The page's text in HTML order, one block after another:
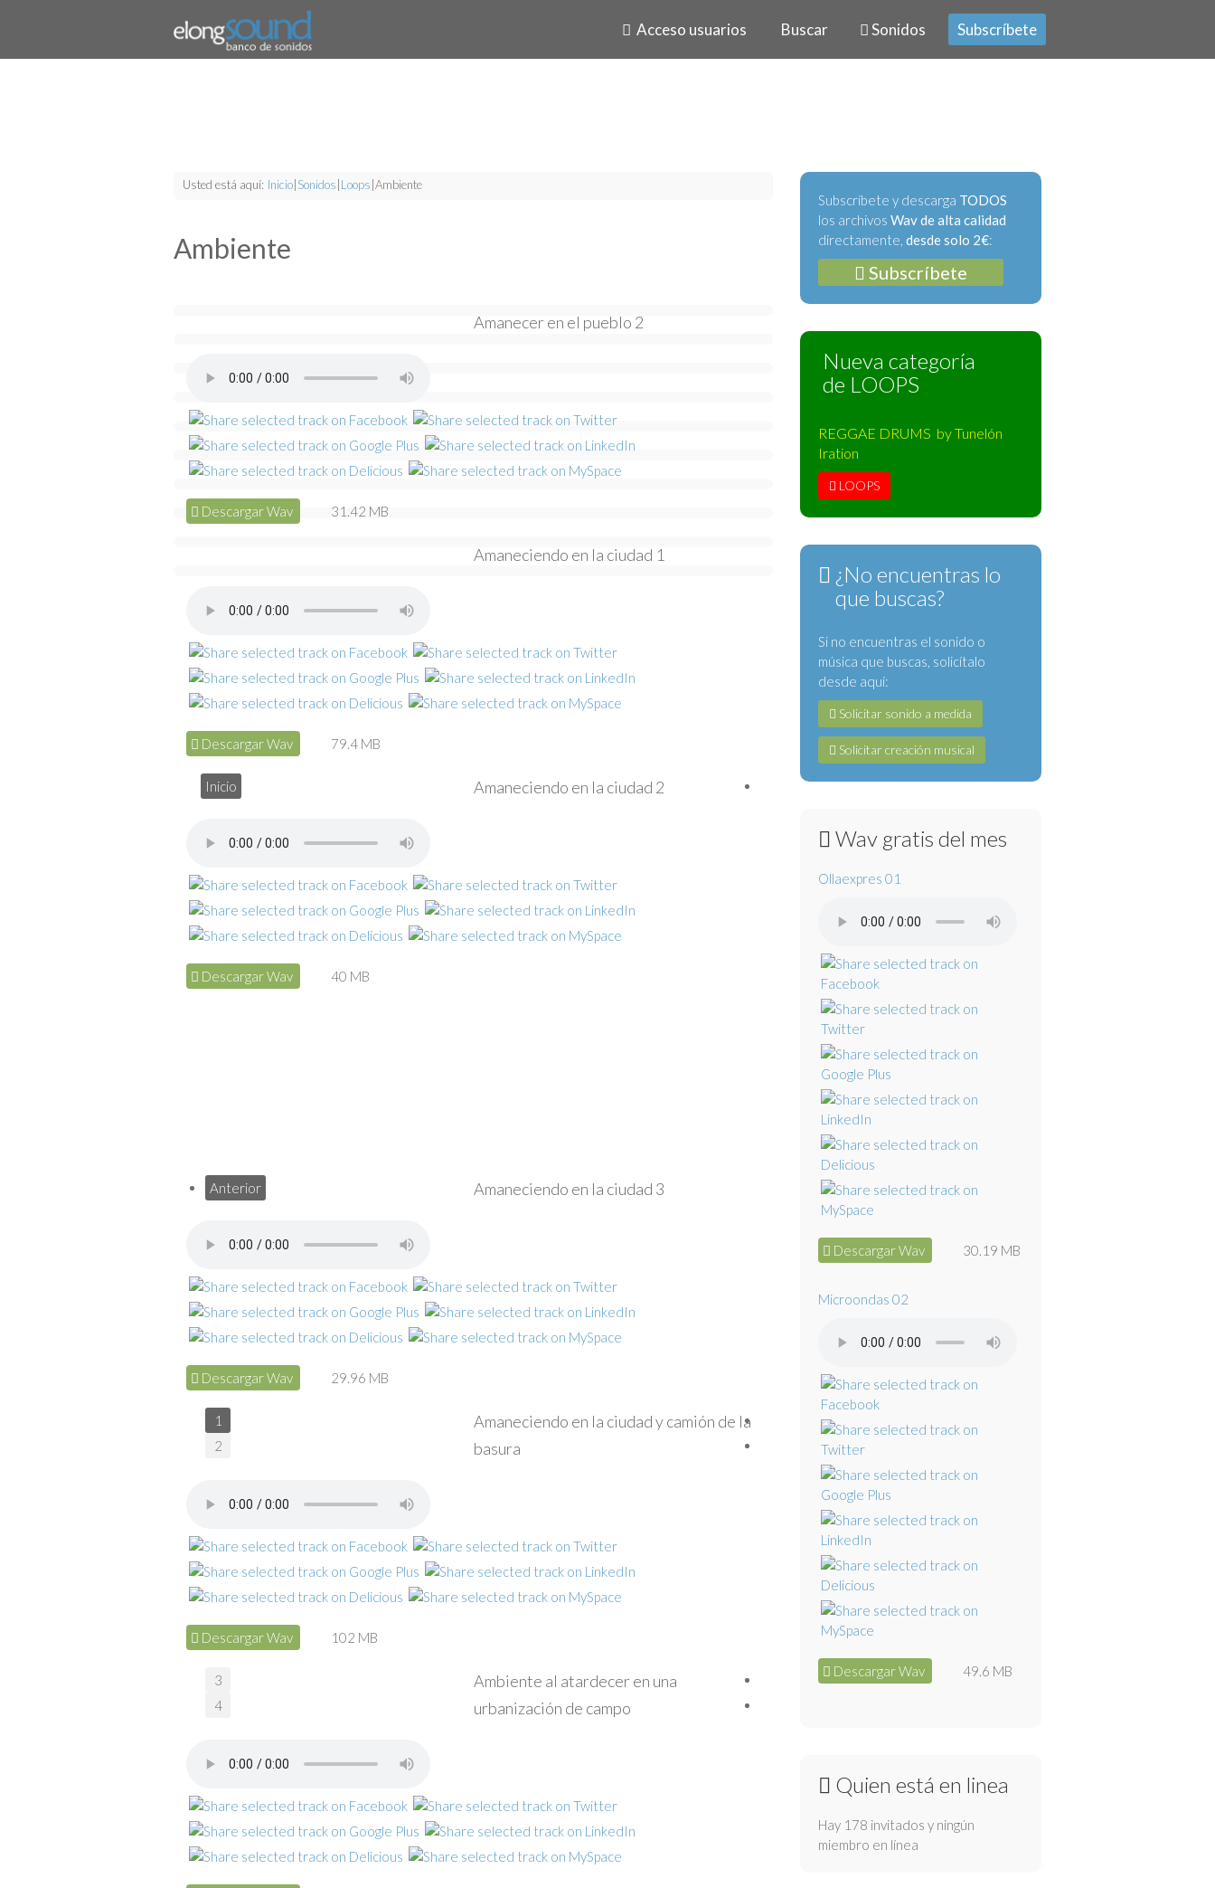
Acceso usuarios Buscar Sonidos Subscríbete
Usted está aquí: Inicio Sonidos Loops Ambiente
Ambiente
Amanecer en el pueblo 2
Descargar Wav 31.42 MB
Amaneciendo en la ciudad 1
Descargar Wav 79.4 MB
Amaneciendo en la ciudad 2
Descargar Wav 40 MB
Amaneciendo en la ciudad 3
Descargar Wav 29.96 MB
Amaneciendo en la ciudad y camión de la
basura
Descargar Wav 102 MB
Ambiente al atardecer en una
urbanización de campo
Inicio
Anterior
1
2
3
4
Subscríbete y descarga TODOS
los archivos Wav de alta calidad
directamente, desde solo 2€:
Subscríbete
Nueva categoría
de LOOPS
REGGAE DRUMS by Tunelón
Iration
LOOPS
¿No encuentras lo
que buscas?
Si no encuentras el sonido o
música que buscas, solicítalo
desde aquí:
Solicitar sonido a medida
Solicitar creación musical
Wav gratis del mes
Ollaexpres 01
Descargar Wav 30.19 MB
Microondas 02
Descargar Wav 49.6 MB
Quien está en linea
Hay 178 invitados y ningún
miembro en línea